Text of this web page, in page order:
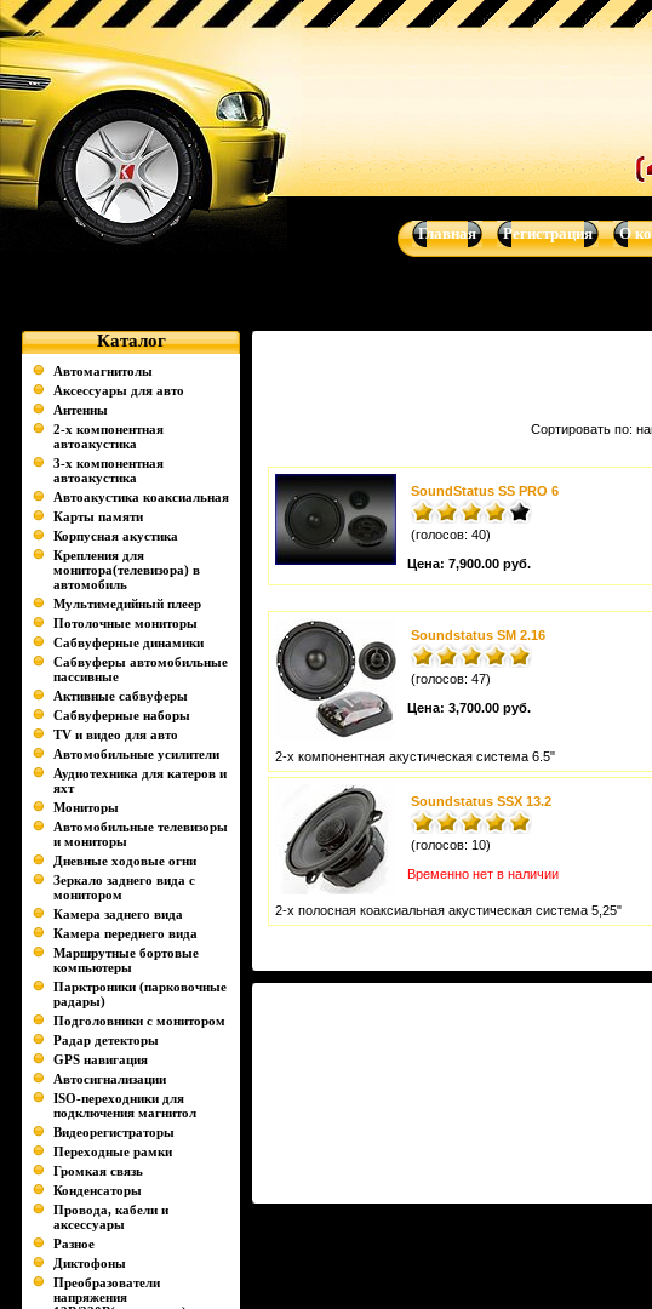
Soundstatus - Музыка для Вашего авто - автоакустика, автомагнитолы,
Audio Art, Art Sound
Главная Регистрация О
Каталог
Автомагнитолы
Аксессуары для авто
Антенны
2-х компонентная
автоакустика
3-х компонентная
автоакустика
Автоакустика коаксиальная
Карты памяти
Корпусная акустика
Крепления для
монитора(телевизора) в
автомобиль
Мультимедийный плеер
Потолочные мониторы
Сабвуферные динамики
Сабвуферы автомобильные
пассивные
Активные сабвуферы
Сабвуферные наборы
TV и видео для авто
Автомобильные усилители
Аудиотехника для катеров и
яхт
Мониторы
Автомобильные телевизоры
и мониторы
Дневные ходовые огни
Зеркало заднего вида с
монитором
Камера заднего вида
Камера переднего вида
Маршрутные бортовые
компьютеры
Парктроники (парковочные
радары)
Подголовники с монитором
Радар детекторы
GPS навигация
Автосигнализации
ISO-переходники для
подключения магнитол
Видеорегистраторы
Переходные рамки
Громкая связь
Конденсаторы
Провода, кабели и
аксессуары
Разное
Диктофоны
Преобразователи
напряжения
Сортировать по:
SoundStatus SS PRO 6
(голосов: 40)
Цена: 7,900.00 руб.
Soundstatus SM 2.16
(голосов: 47)
Цена: 3,700.00 руб.
2-х компонентная акустическая система 6.5"
Soundstatus SSX 13.2
(голосов: 10)
Временно нет в наличии
2-х полосная коаксиальная акустическая система 5,25"